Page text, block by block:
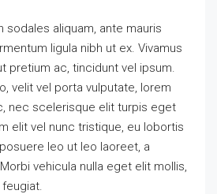
sodales aliquam, ante mauris
ligula nibh ut ex. Vivamus
pretium ac, tincidunt vel ipsum.
velit vel porta vulputate, lorem
nec scelerisque elit turpis eget
elit vel nunc tristique, eu lobortis
leo ut leo laoreet, a
vehicula nulla eget elit mollis,